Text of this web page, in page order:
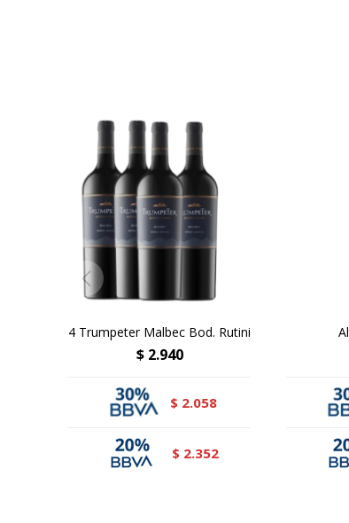
4 Trumpeter Malbec Bod. Rutini
$ 2.940
$ 2.058
$ 2.352